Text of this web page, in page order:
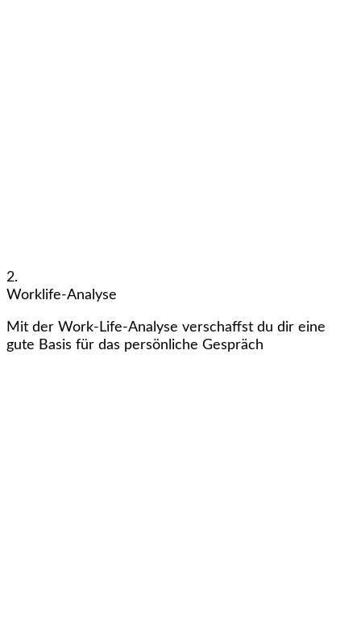
2.
Worklife-Analyse
Mit der Work-Life-Analyse verschaffst du dir eine
gute Basis für das persönliche Gespräch